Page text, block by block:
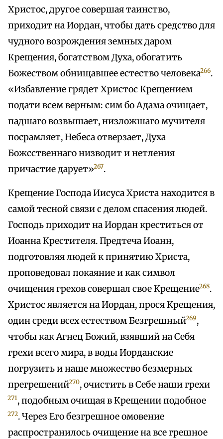
Христос, другое совершая таинство,
приходит на Иордан, чтобы дать средство для
чудного возрождения земных даром
Крещения, богатством Духа, обогатить
Божеством обнищавшее естество человека266.
«Избавление грядет Христос Крещением
подати всем верным: сим бо Адама очищает,
падшаго возвышает, низложшаго мучителя
посрамляет, Небеса отверзает, Духа
Божсственнаго низводит и нетления
причастие дарует»267.
Крещение Господа Иисуса Христа находится в
самой тесной связи с делом спасения людей.
Господь приходит на Иордан креститься от
Иоанна Крестителя. Предтеча Иоанн,
подготовляя людей к принятию Христа,
проповедовал покаяние и как символ
очищения грехов совершал свое Крещение268.
Христос является на Иордан, прося Крещения,
один среди всех естеством Безгрешный269,
чтобы как Агнец Божий, взявший на Себя
грехи всего мира, в воды Иорданские
погрузить и наше множество безмерных
прегрешений270, очистить в Себе наши грехи
271, подобным очищая в Крещении подобное
272. Через Его безгрешное омовение
распространилось очищение на все грешное